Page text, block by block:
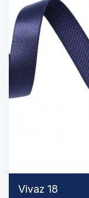
Vivaz 18